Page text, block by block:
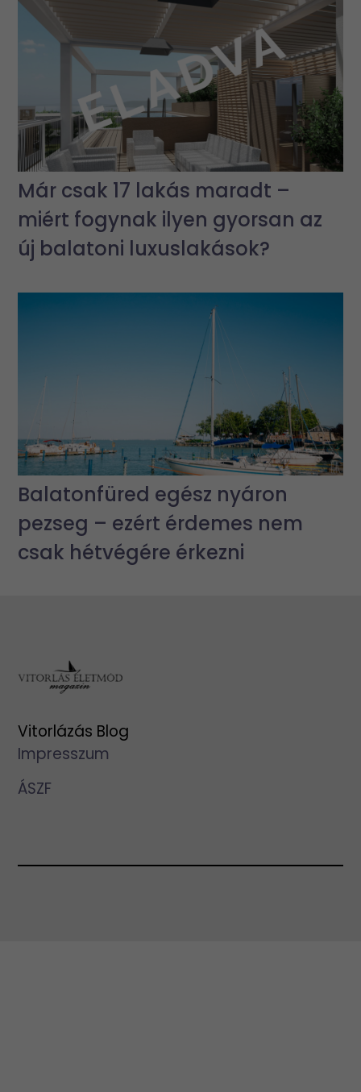
Már csak 17 lakás maradt –
miért fogynak ilyen gyorsan az
új balatoni luxuslakások?
Balatonfüred egész nyáron
pezseg – ezért érdemes nem
csak hétvégére érkezni
Vitorlázás Blog
Impresszum
ÁSZF